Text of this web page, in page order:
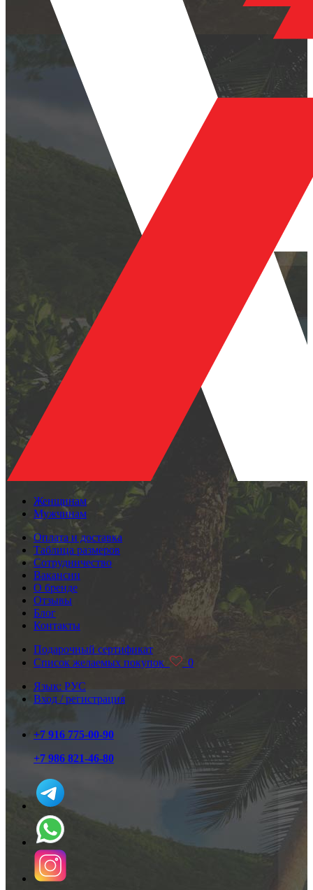
Женщинам
Мужчинам
Оплата и доставка
Таблица размеров
Сотрудничество
Вакансии
О бренде
Отзывы
Блог
Контакты
Подарочный сертификат
Список желаемых покупок
0
Язык: РУС
Вход / регистрация
+7 916 775-00-90
+7 986 821-46-80